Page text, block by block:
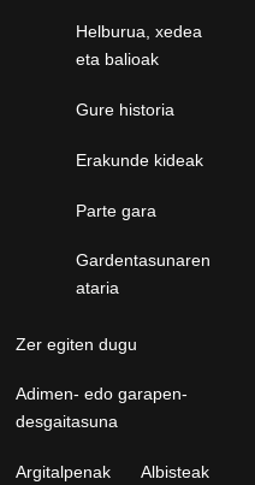
Helburua, xedea
eta balioak
Gure historia
Erakunde kideak
Parte gara
Gardentasunaren
ataria
Zer egiten dugu
Adimen- edo garapen-
desgaitasuna
Argitalpenak Albisteak